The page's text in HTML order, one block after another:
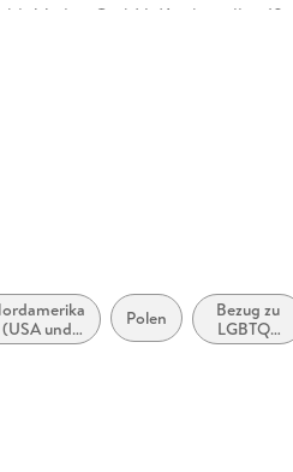
Verlag GmbH, Kirchenallee 19,
(USA und
Kanada)
Polen
Bezug zu
LGBTQ+
Menschen